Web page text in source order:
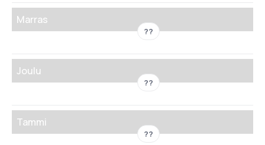
Marras
??
Joulu
??
Tammi
??